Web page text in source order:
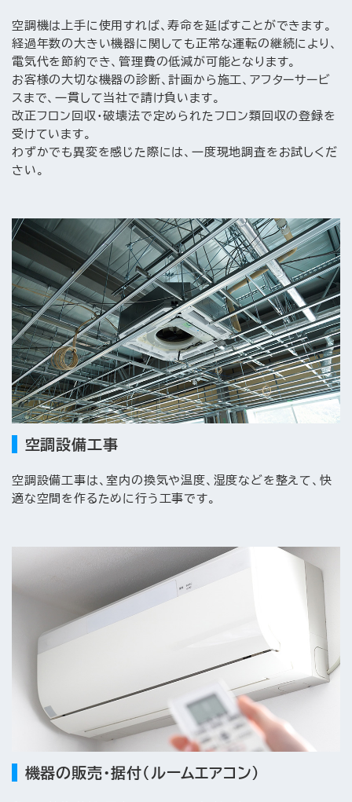
空調機は上手に使用すれば、寿命を延ばすことができます。
経過年数の大きい機器に関しても正常な運転の継続により、
電気代を節約でき、管理費の低減が可能となります。
お客様の大切な機器の診断、計画から施工、アフターサービ
スまで、一貫して当社で請け負います。
改正フロン回収・破壊法で定められたフロン類回収の登録を
受けています。
わずかでも異変を感じた際には、一度現地調査をお試しくだ
さい。
空調設備工事
空調設備工事は、室内の換気や温度、湿度などを整えて、快
適な空間を作るために行う工事です。
機器の販売・据付（ルームエアコン）